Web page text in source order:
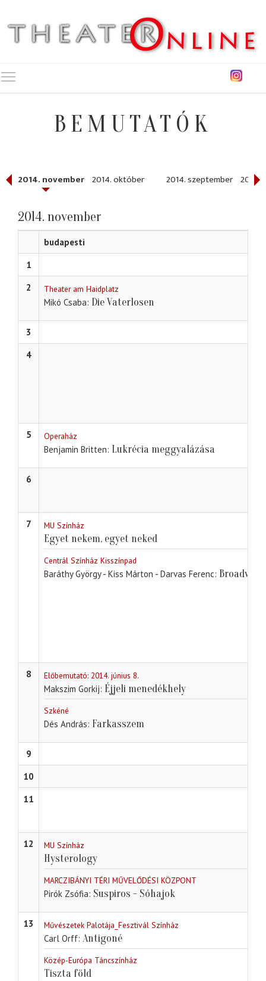
BEMUTATÓK
2014. november 2014. október 2014. szeptember 2014.
2014. november
budapesti
1
2
Theater am Haidplatz
Mikó Csaba Die Vaterlosen
3
4
5 Operaház
Benjamin Britten Lukrécia meggyalázása
6
7 MU Színház
Egyet nekem, egyet neked
Centrál Színház Kisszínpad
Baráthy György - Kiss Márton - Darvas Ferenc
8 Előbemutató: 2014. június 8.
Makszim Gorkij Éjjeli menedékhely
Szkéné
Dés András Farkasszem
9
10
11
12 MU Színház
Hysterology
MARCZIBÁNYI TÉRI MŰVELŐDÉSI KÖZPONT
Pirók Zsófia Suspiros - Sóhajok
13 Művészetek Palotája_Fesztivál Színház
Carl Orff Antigoné
Közép-Európa Táncszínház
Tiszta föld